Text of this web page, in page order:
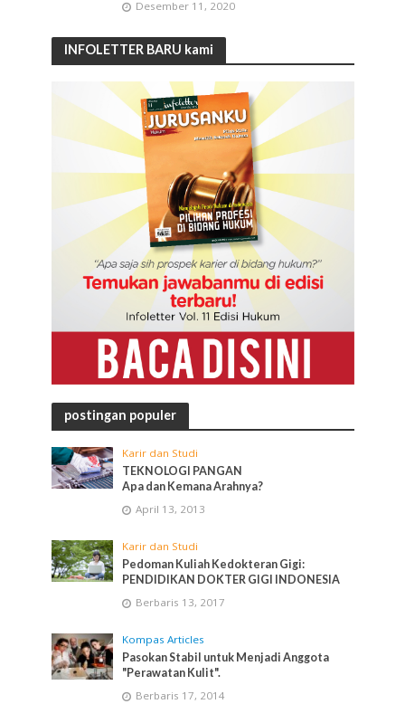
Desember 11, 2020
INFOLETTER BARU kami
postingan populer
Karir dan Studi
TEKNOLOGI PANGAN
Apa dan Kemana Arahnya?
April 13, 2013
Karir dan Studi
Pedoman Kuliah Kedokteran Gigi:
PENDIDIKAN DOKTER GIGI INDONESIA
Berbaris 13, 2017
Kompas Articles
Pasokan Stabil untuk Menjadi Anggota
"Perawatan Kulit".
Berbaris 17, 2014